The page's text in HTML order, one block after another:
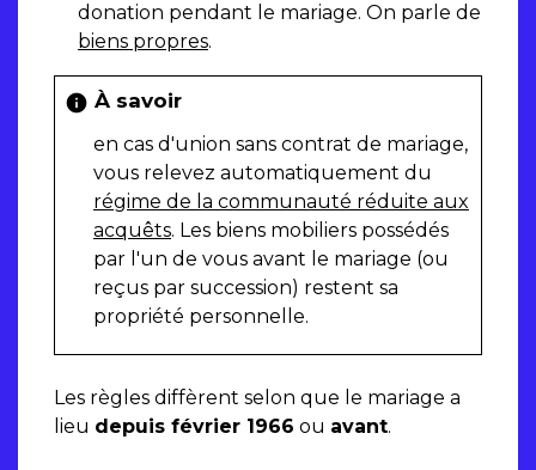
donation pendant le mariage. On parle de
biens propres.
info À savoir
en cas d'union sans contrat de mariage,
vous relevez automatiquement du
régime de la communauté réduite aux
acquêts. Les biens mobiliers possédés
par l'un de vous avant le mariage (ou
reçus par succession) restent sa
propriété personnelle.
Les règles diffèrent selon que le mariage a
lieu depuis février 1966 ou avant.